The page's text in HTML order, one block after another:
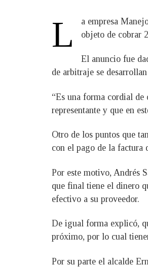
L
a empresa
objeto de cobrar
El anuncio fue
de arbitraje se
“Es una forma cordial de
representante y que en
Otro de los puntos que
con el pago de la factura
Por este motivo, Andrés
que final tiene el dinero
efectivo a su proveedor.
De igual forma explicó,
próximo, por lo cual
Por su parte el alcalde